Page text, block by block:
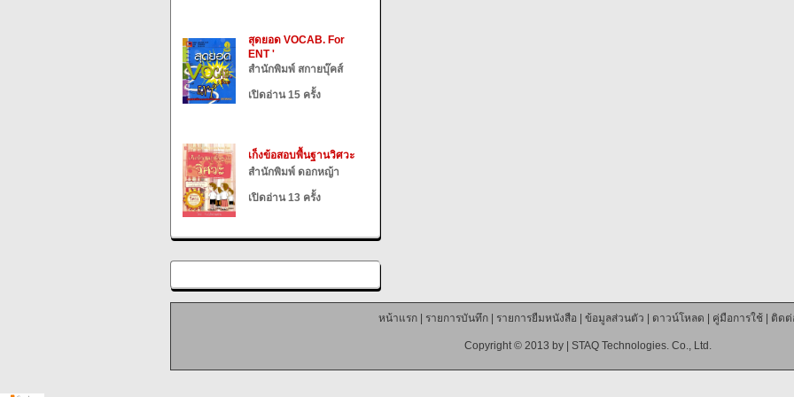
สุดยอด VOCAB. For
ENT '
สำนักพิมพ์ สกายบุ๊คส์
เปิดอ่าน 15 ครั้ง
เก็งข้อสอบพื้นฐานวิศวะ
สำนักพิมพ์ ดอกหญ้า
เปิดอ่าน 13 ครั้ง
หน้าแรก| รายการบันทึก| รายการยืมหนังสือ ข้อมูลส่วนตัว ดาวน์โหลด คู่มือการใช้| ติดต่
Copyright © 2013 by | STAQ Technologies. Co., Ltd.